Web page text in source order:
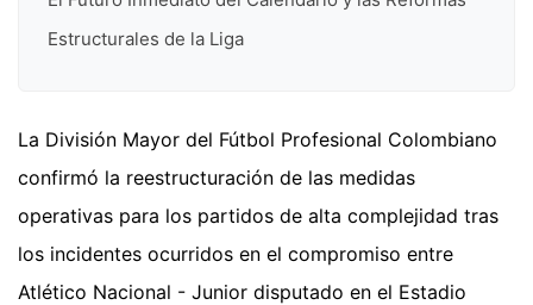
Estructurales de la Liga
La División Mayor del Fútbol Profesional Colombiano
confirmó la reestructuración de las medidas
operativas para los partidos de alta complejidad tras
los incidentes ocurridos en el compromiso entre
Atlético Nacional - Junior disputado en el Estadio